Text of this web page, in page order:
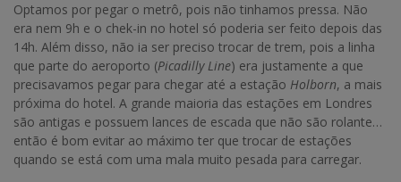
Optamos por pegar o metrô, pois não tinhamos pressa. Não
era nem 9h e o chek-in no hotel só poderia ser feito depois das
14h. Além disso, não ia ser preciso trocar de trem, pois a linha
que parte do aeroporto (Picadilly Line) era justamente a que
precisavamos pegar para chegar até a estação Holborn, a mais
próxima do hotel. A grande maioria das estações em Londres
são antigas e possuem lances de escada que não são rolante…
então é bom evitar ao máximo ter que trocar de estações
quando se está com uma mala muito pesada para carregar.